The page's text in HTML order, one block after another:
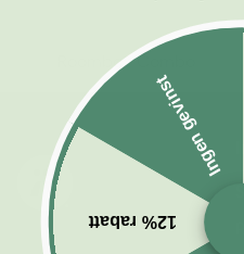
Roomba® Combo
12% rabatt
Ingen gevinst